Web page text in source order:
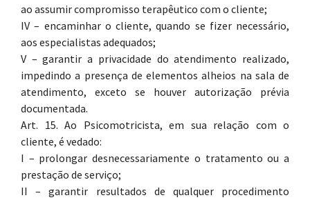
ao assumir compromisso terapêutico com o cliente;
IV – encaminhar o cliente, quando se fizer necessário,
aos especialistas adequados;
V – garantir a privacidade do atendimento realizado,
impedindo a presença de elementos alheios na sala de
atendimento, exceto se houver autorização prévia
documentada.
Art. 15. Ao Psicomotricista, em sua relação com o
cliente, é vedado:
I – prolongar desnecessariamente o tratamento ou a
prestação de serviço;
II – garantir resultados de qualquer procedimento